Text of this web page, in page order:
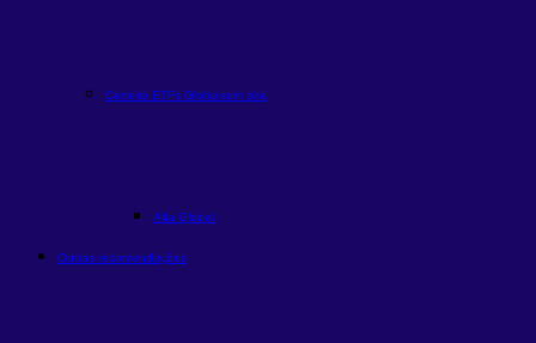
Carteira ETFs Globaisem alta
Alfa Global
Outras recomendações